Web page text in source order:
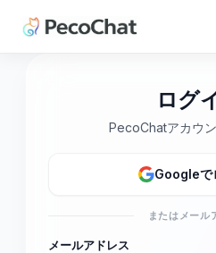
ログ
PecoChatアカウ
Googleで
またはメール
メールアドレス